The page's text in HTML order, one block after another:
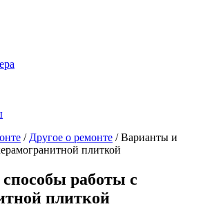
/ Другое о ремонте / Варианты и
плиткой
работы с
плиткой